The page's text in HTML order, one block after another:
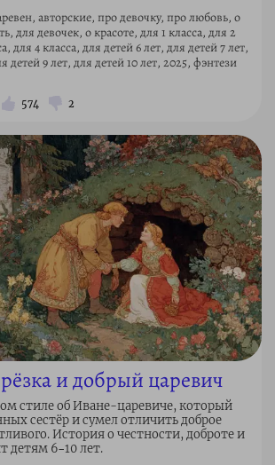
авторские, про девочку, про любовь, о
для девочек, о красоте, для 1 класса, для 2
для 4 класса, для детей 6 лет, для детей 7 лет,
детей 9 лет, для детей 10 лет, 2025, фэнтези
574 2
и добрый царевич
стиле об Иване-царевиче, который
сестёр и сумел отличить доброе
История о честности, доброте и
детям 6–10 лет.